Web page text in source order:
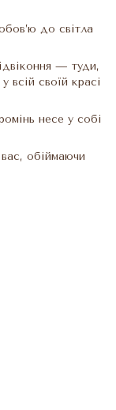
до світла
— туди,
всій своїй красі
несе у собі
обіймаючи